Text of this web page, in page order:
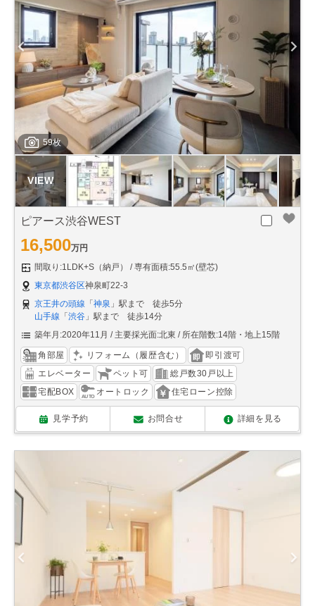
59枚
ピアース渋谷WEST
16,500万円
間取り:1LDK+S（納戸）
専有面積:55.5㎡(壁芯)
東京都渋谷区神泉町22-3
京王井の頭線 「神泉 」駅まで 徒歩5分
山手線 「渋谷 」駅まで 徒歩14分
築年月:2020年11月
主要採光面:北東 所在階数:14階・地上15階
角部屋 リフォーム（履歴含む）
即引渡可
エレベーター
ペット可
総戸数30戸以上
宅配BOX
オートロック 住宅ローン控除
見学予約 お問合せ 詳細を見る